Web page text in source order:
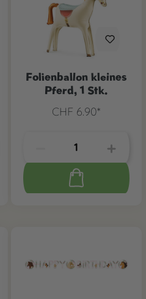
Folienballon kleines
Pferd, 1 Stk.
CHF 6.90*